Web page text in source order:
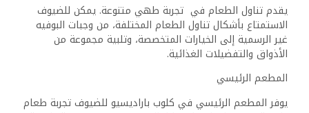
يقدم تناول الطعام في تجربة طهي متنوعة. يمكن للضيوف
الاستمتاع بأشكال تناول الطعام المختلفة، من وجبات البوفيه
غير الرسمية إلى الخيارات المتخصصة، وتلبية مجموعة من
الأذواق والتفضيلات الغذائية.
المطعم الرئيسي
يوفر المطعم الرئيسي في كلوب باراديسيو للضيوف تجربة طعام